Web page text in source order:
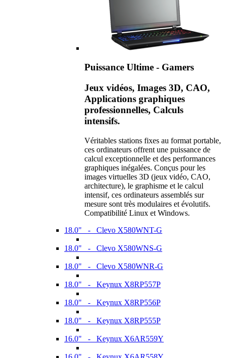
Puissance Ultime - Gamers
Jeux vidéos, Images 3D, CAO,
Applications graphiques
professionnelles, Calculs
intensifs.
Véritables stations fixes au format portable,
ces ordinateurs offrent une puissance de
calcul exceptionnelle et des performances
graphiques inégalées. Conçus pour les
images virtuelles 3D (jeux vidéo, CAO,
architecture), le graphisme et le calcul
intensif, ces ordinateurs assemblés sur
mesure sont très modulaires et évolutifs.
Compatibilité Linux et Windows.
18.0" - Clevo X580WNT-G
18.0" - Clevo X580WNS-G
18.0" - Clevo X580WNR-G
18.0" - Keynux X8RP557P
18.0" - Keynux X8RP556P
18.0" - Keynux X8RP555P
16.0" - Keynux X6AR559Y